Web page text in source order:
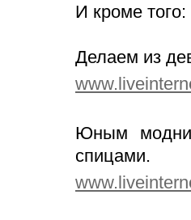
И кроме того:
Делаем из
Юным
спицами.